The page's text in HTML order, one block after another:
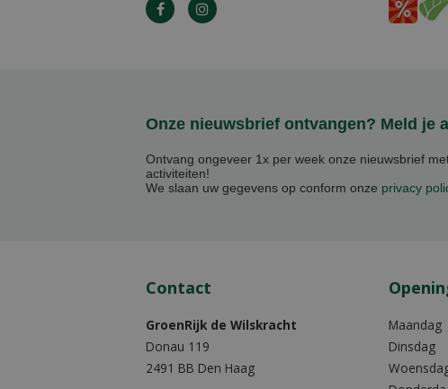
Onze nieuwsbrief ontvangen? Meld je
Ontvang ongeveer 1x per week onze nieuwsbrief
activiteiten!
We slaan uw gegevens op conform onze privacy
Contact
GroenRijk de Wilskracht
Donau 119
2491 BB Den Haag
Maandag
Dinsdag